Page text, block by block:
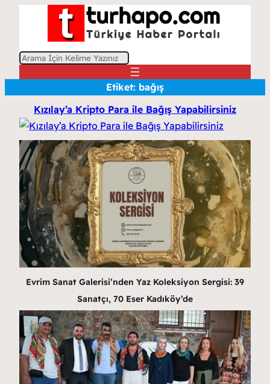
A
Etiket: bağış
Kızılay’a Kripto Para ile Bağış Yapabilirsiniz
Evrim Sanat Galerisi’nden Yaz Koleksiyon Sergisi: 39
Sanatçı, 70 Eser Kadıköy’de